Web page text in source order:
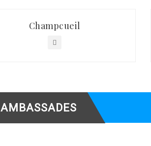
Champcueil
AMBASSADES